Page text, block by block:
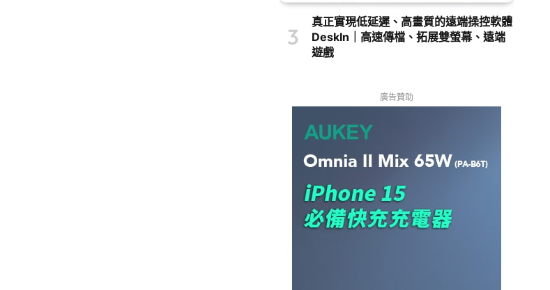
真正實現低延遲、高畫質的遠端操控軟體
DeskIn｜高速傳檔、拓展雙螢幕、遠端
遊戲
廣告贊助